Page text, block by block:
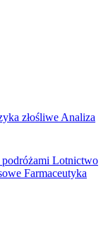
złośliwe Analiza
Lotnictwo
Farmaceutyka